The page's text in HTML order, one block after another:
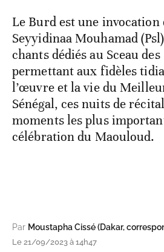
Le Burd est une invocation
Seyyidinaa Mouhamad
chants dédiés au Sceau
permettant aux fidèles
l’œuvre et la vie du
Sénégal, ces nuits de
moments les plus
célébration du Maouloud.
Par Moustapha Cissé (Dakar,
Le 21/09/2023 à 14h47